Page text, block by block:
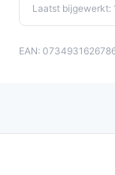
Laatst
EAN: